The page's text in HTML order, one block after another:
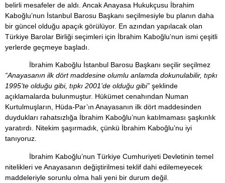
belirli mesafeler de aldı. Ancak Anayasa Hukukçusu İbrahim
Kaboğlu’nun İstanbul Barosu Başkanı seçilmesiyle bu planın daha
bir güncel olduğu apaçık görülüyor. En azından yapılacak olan
Türkiye Barolar Birliği seçimleri için İbrahim Kaboğlu’nun ismi çeşitli
yerlerde geçmeye başladı.
İbrahim Kaboğlu İstanbul Barosu Başkanı seçilir seçilmez
“Anayasanın ilk dört maddesine olumlu anlamda dokunulabilir, tıpkı
1995’te olduğu gibi, tıpkı 2001’de olduğu gibi” şeklinde
açıklamalarda bulunmuştur. Hükümet cenahından Numan
Kurtulmuşların, Hüda-Par’ın Anayasanın ilk dört maddesinden
duydukları rahatsızlığa İbrahim Kaboğlu’nun katılmaması şaşkınlık
yaratırdı. Nitekim şaşırmadık, çünkü İbrahim Kaboğlu’nu iyi
tanıyoruz.
İbrahim Kaboğlu’nun Türkiye Cumhuriyeti Devletinin temel
nitelikleri ve Anayasanın değiştirilmesi teklif dahi edilemeyecek
maddeleriyle sorunlu olma hali yeni bir durum değil.